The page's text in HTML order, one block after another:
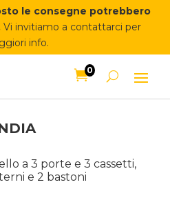
le consegne potrebbero
Vi invitiamo a contattarci per
info.
0
a 3 porte e 3 cassetti,
e 2 bastoni